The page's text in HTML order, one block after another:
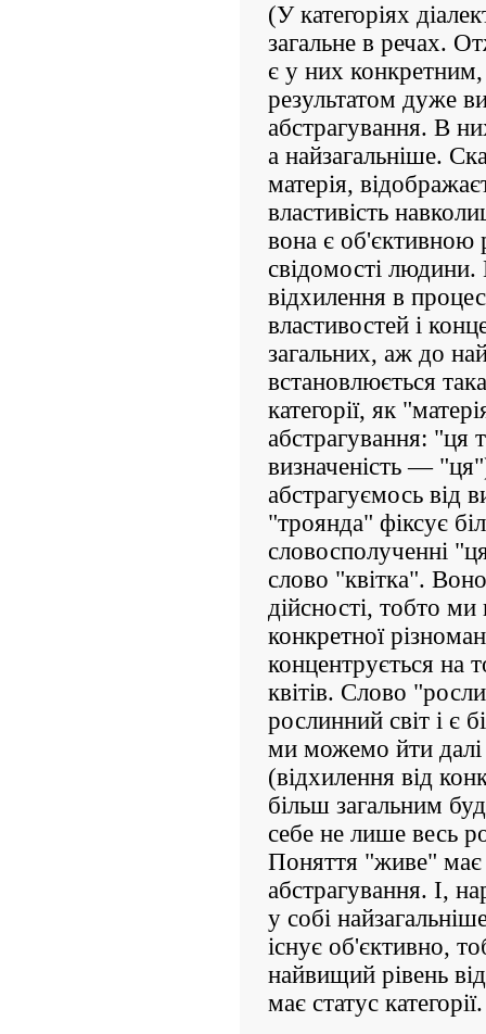
(У категоріях
загальне в речах.
є у них конкретним,
результатом дуже
абстрагування. В
а найзагальніше.
матерія,
властивість
вона є об'єктивною
свідомості
відхилення в
властивостей і
загальних, аж до
встановлюється
категорії, як
абстрагування: "ця
визначеність —
абстрагуємось від
"троянда" фіксує
словосполученні
слово "квітка".
дійсності, тобто
конкретної
концентрується на
квітів. Слово
рослинний світ і є
ми можемо йти
(відхилення від
більш загальним
себе не лише весь
Поняття "живе" має
абстрагування. І,
у собі
існує об'єктивно,
найвищий рівень
має статус категорії.